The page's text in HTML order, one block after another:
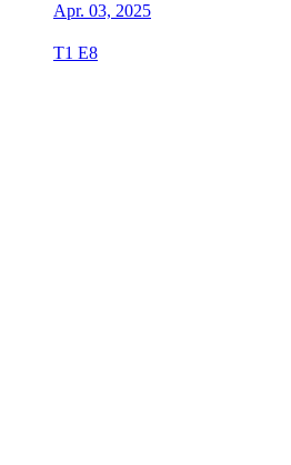
Apr. 03, 2025
T1 E8